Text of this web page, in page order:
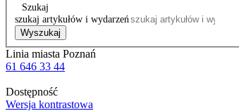
Szukaj
szukaj artykułów i wydarzeń
Wyszukaj
Linia miasta Poznań
61 646 33 44
Dostępność
Wersja kontrastowa